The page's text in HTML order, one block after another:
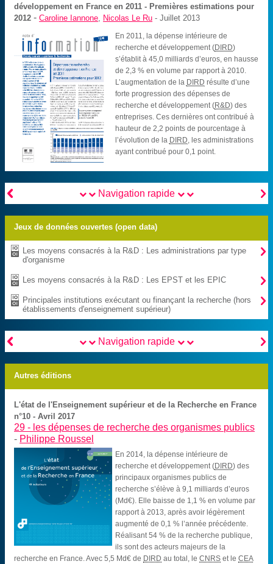
développement en France en 2011 - Premières estimations pour
2012 -Caroline Iannone, Nicolas Le Ru - Juillet 2013
En 2011, la dépense intérieure de
recherche et développement (DIRD)
s’établit à 45,0 milliards d’euros, en hausse
de 2,3 % en volume par rapport à 2010.
L’augmentation de la DIRD résulte d’une
forte progression des dépenses de
recherche et développement (R&D) des
entreprises. Ces dernières ont contribué à
hauteur de 2,2 points de pourcentage à
l’évolution de la DIRD , les administrations
ayant contribué pour 0,1 point.
 
Navigation rapide
Jeux de données ouvertes (open data)

Les moyens consacrés à la R&D : Les administrations par type
d'organisme

Les moyens consacrés à la R&D : Les EPST et les EPIC

Principales institutions exécutant ou finançant la recherche (hors
établissements d'enseignement supérieur)
 
Navigation rapide
Autres éditions
L'état de l'Enseignement supérieur et de la Recherche en France
n°10 - Avril 2017
29 - les dépenses de recherche des organismes publics
- Philippe Roussel
En 2014, la dépense intérieure de
recherche et développement (DIRD) des
principaux organismes publics de
recherche s’élève à 9,1 milliards d’euros
(Md€). Elle baisse de 1,1 % en volume par
rapport à 2013, après avoir légèrement
augmenté de 0,1 % l’année précédente.
Réalisant 54 % de la recherche publique,
ils sont des acteurs majeurs de la
recherche en France. Avec 5,5 Md€ de DIRD au total, leCNRS et leCEA